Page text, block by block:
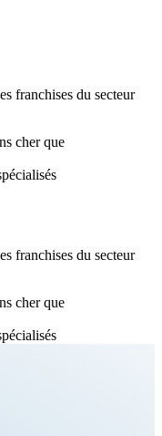
franchises du secteur
cher que
franchises du secteur
cher que